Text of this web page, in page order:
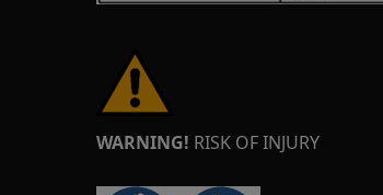
WARNING! RISK OF INJURY